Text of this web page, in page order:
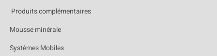
Produits complémentaires
Mousse minérale
Systèmes Mobiles